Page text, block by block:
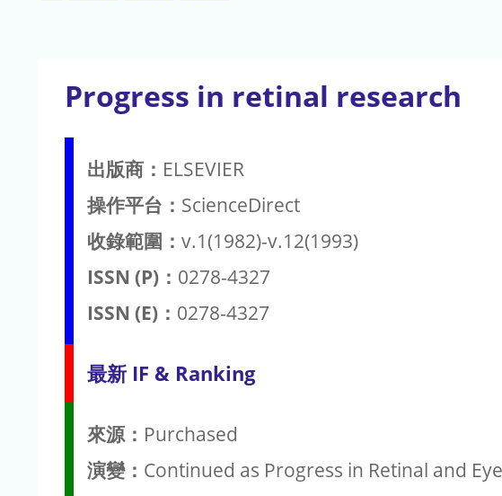
Progress in retinal research
出版商： ELSEVIER
操作平台： ScienceDirect
收錄範圍： v.1(1982)-v.12(1993)
ISSN (P)： 0278-4327
ISSN (E)： 0278-4327
最新 IF & Ranking
來源： Purchased
演變： Continued as Progress in Retinal and